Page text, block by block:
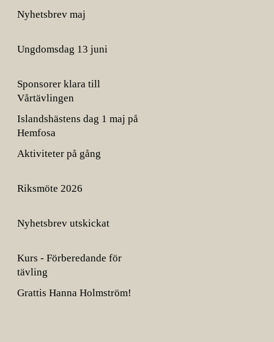
Nyhetsbrev maj
Ungdomsdag 13 juni
Sponsorer klara till
Vårtävlingen
Islandshästens dag 1 maj på
Hemfosa
Aktiviteter på gång
Riksmöte 2026
Nyhetsbrev utskickat
Kurs - Förberedande för
tävling
Grattis Hanna Holmström!